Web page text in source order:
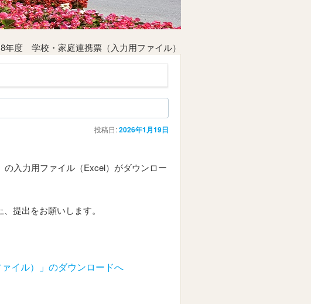
年度 学校・家庭連携票（入力用ファイル）
投稿日:2026年1月19日
入力用ファイル（Excel）がダウンロー
提出をお願いします。
イル） 」のダウンロードへ